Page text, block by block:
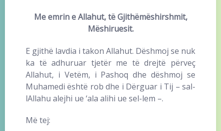
Me emrin e Allahut, të Gjithëmëshirshmit,
Mëshiruesit.
E gjithë lavdia i takon Allahut. Dëshmoj se nuk
ka të adhuruar tjetër me të drejtë përveç
Allahut, i Vetëm, i Pashoq dhe dëshmoj se
Muhamedi është rob dhe i Dërguar i Tij – sal-
lAllahu alejhi ue ‘ala alihi ue sel-lem –.
Më tej: